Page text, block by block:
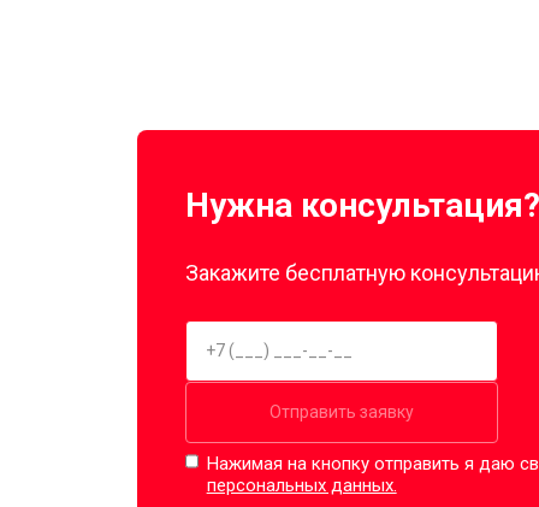
Нужна консультация?
Закажите бесплатную
Отправить заявку
Нажимая на кнопку отправить я даю
персональных данных.